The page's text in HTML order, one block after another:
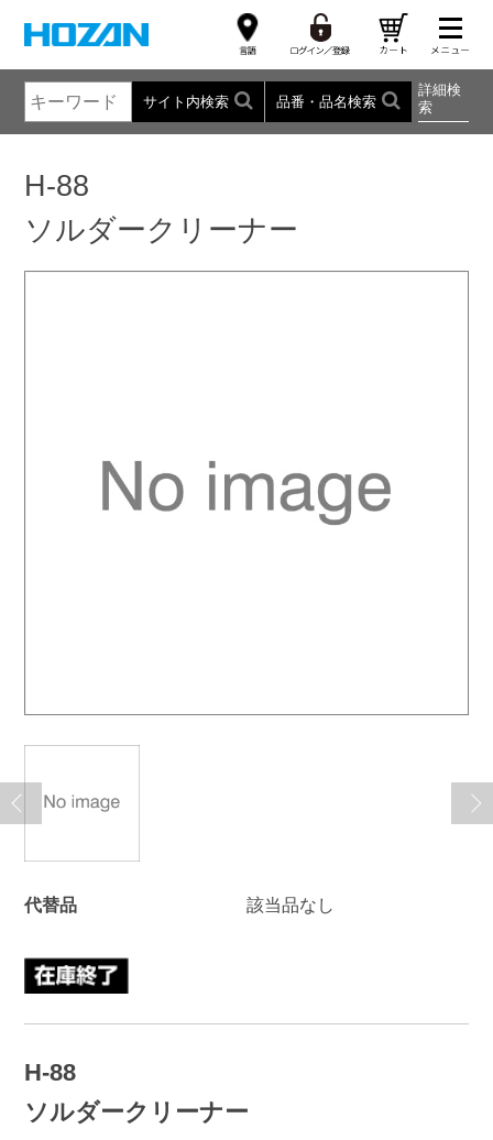
サイト内検索 品番・品名検索
詳細検
索
H-88
ソルダークリーナー
代替品 該当品なし
H-88
ソルダークリーナー